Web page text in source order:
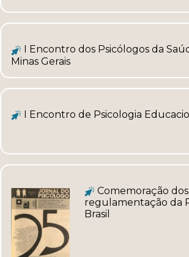
I Encontro dos Psicólogos da
Minas
I Encontro de Psicologia
Comemoração
regulamentação da